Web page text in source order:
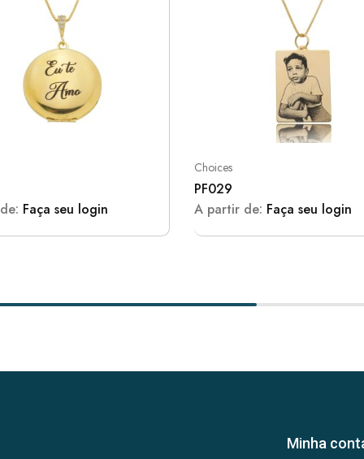
Faça seu login
Choices
PF029
A partir de: Faça seu login
Minha